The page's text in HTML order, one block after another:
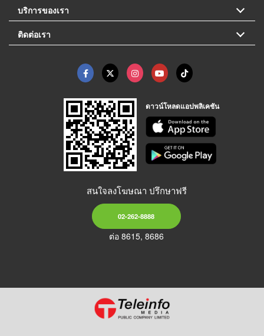
บริการของเรา
ติดต่อเรา
ดาวน์โหลดแอปพลิเคชัน
สนใจลงโฆษณา ปรึกษาฟรี
02-262-8888
ต่อ 8615, 8686